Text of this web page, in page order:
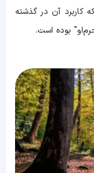
کاربرد آن در گذشته
بوده است.